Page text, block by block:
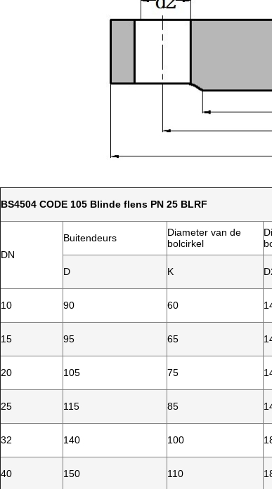
BS4504 CODE 105 Blinde flens PN 25 BLRF
DN
Buitendeurs
Diameter van de
bolcirkel
D K
10 90 60
15 95 65
20 105 75
25 115 85
32 140 100
40 150 110